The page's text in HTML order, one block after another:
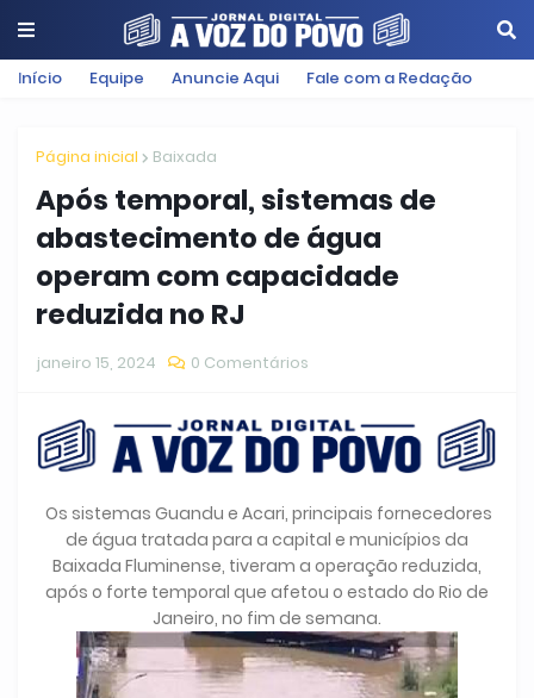
Início Equipe Anuncie Aqui Fale com a Redação
Página inicial Baixada
Após temporal, sistemas de
abastecimento de água
operam com capacidade
reduzida no RJ
janeiro 15, 2024 0 Comentários
Os sistemas Guandu e Acari, principais fornecedores
de água tratada para a capital e municípios da
Baixada Fluminense, tiveram a operação reduzida,
após o forte temporal que afetou o estado do Rio de
Janeiro, no fim de semana.